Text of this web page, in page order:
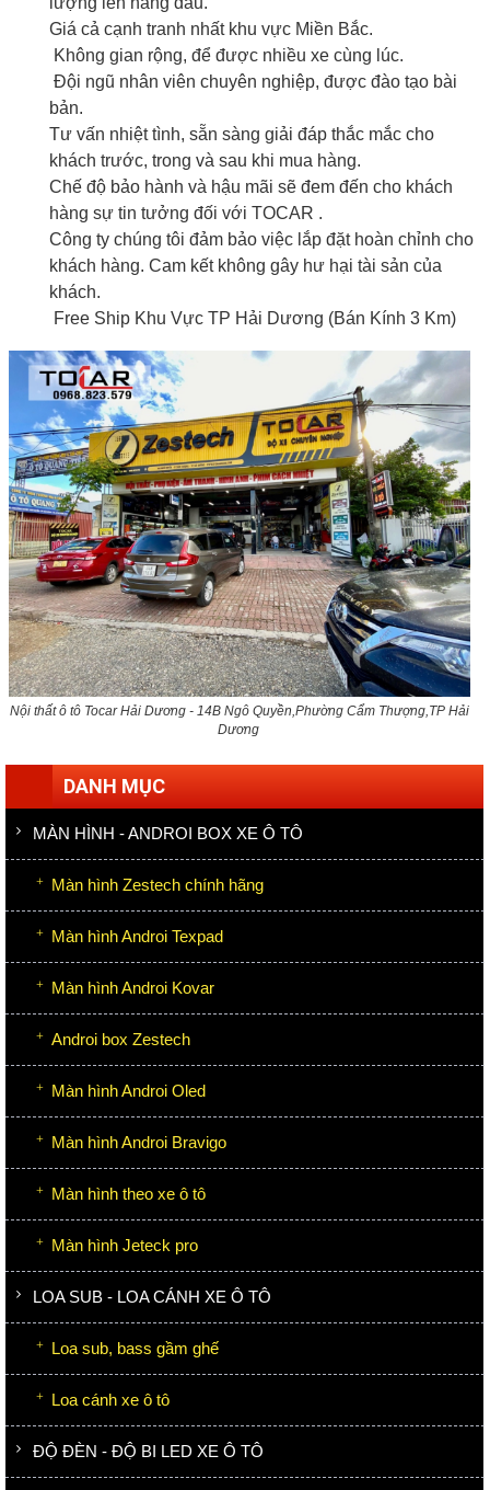
Giá cả cạnh tranh nhất khu vực Miền Bắc.
Không gian rộng, để được nhiều xe cùng lúc.
Đội ngũ nhân viên chuyên nghiệp, được đào tạo bài
bản.
Tư vấn nhiệt tình, sẵn sàng giải đáp thắc mắc cho
khách trước, trong và sau khi mua hàng.
Chế độ bảo hành và hậu mãi sẽ đem đến cho khách
hàng sự tin tưởng đối với TOCAR .
Công ty chúng tôi đảm bảo việc lắp đặt hoàn chỉnh cho
khách hàng. Cam kết không gây hư hại tài sản của
khách.
Free Ship Khu Vực TP Hải Dương (Bán Kính 3 Km)
Nội thất ô tô Tocar Hải Dương - 14B Ngô Quyền,Phường Cẩm Thượng,TP Hải
Dương
DANH MỤC
MÀN HÌNH - ANDROI BOX XE Ô TÔ
Màn hình Zestech chính hãng
Màn hình Androi Texpad
Màn hình Androi Kovar
Androi box Zestech
Màn hình Androi Oled
Màn hình Androi Bravigo
Màn hình theo xe ô tô
Màn hình Jeteck pro
LOA SUB - LOA CÁNH XE Ô TÔ
Loa sub, bass gầm ghế
Loa cánh xe ô tô
ĐỘ ĐÈN - ĐỘ BI LED XE Ô TÔ